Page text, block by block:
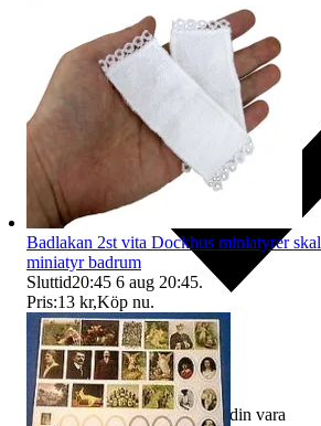
Ersättning om du inte får din vara
Badlakan 2st vita Dockhus miniatyrer
miniatyr badrum
Sluttid20:45 6 aug 20:45.
Pris:13 kr,Köp nu.